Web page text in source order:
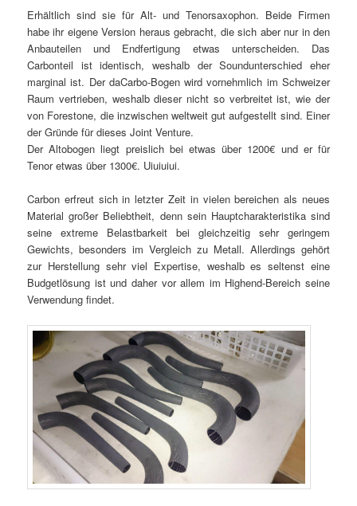
Erhältlich sind sie für Alt- und Tenorsaxophon. Beide Firmen
habe ihr eigene Version heraus gebracht, die sich aber nur in den
Anbauteilen und Endfertigung etwas unterscheiden. Das
Carbonteil ist identisch, weshalb der Soundunterschied eher
marginal ist. Der daCarbo-Bogen wird vornehmlich im Schweizer
Raum vertrieben, weshalb dieser nicht so verbreitet ist, wie der
von Forestone, die inzwischen weltweit gut aufgestellt sind. Einer
der Gründe für dieses Joint Venture.
Der Altobogen liegt preislich bei etwas über 1200€ und er für
Tenor etwas über 1300€. Uiuiuiui.
Carbon erfreut sich in letzter Zeit in vielen bereichen als neues
Material großer Beliebtheit, denn sein Hauptcharakteristika sind
seine extreme Belastbarkeit bei gleichzeitig sehr geringem
Gewichts, besonders im Vergleich zu Metall. Allerdings gehört
zur Herstellung sehr viel Expertise, weshalb es seltenst eine
Budgetlösung ist und daher vor allem im Highend-Bereich seine
Verwendung findet.